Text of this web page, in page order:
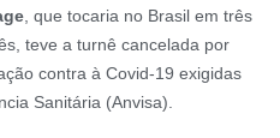
, que tocaria no Brasil em três
teve a turnê cancelada por
contra à Covid-19 exigidas
Sanitária (Anvisa).